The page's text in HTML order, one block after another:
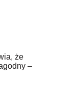
że
–